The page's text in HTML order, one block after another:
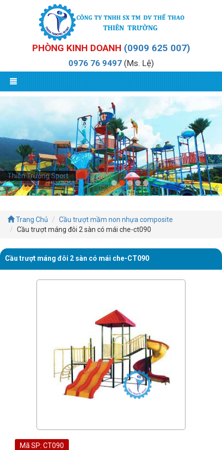
PHÒNG KINH DOANH (0909 625 007)
0976 76 9497(Ms. Lệ)
Thiên Trường Sport
Trang Chủ
Cầu trượt mầm non nhựa composite
Cầu trượt máng đôi 2 sàn có mái che-ct090
Cầu trượt máng đôi 2 sàn có mái che-CT090
Mã SP: CT090